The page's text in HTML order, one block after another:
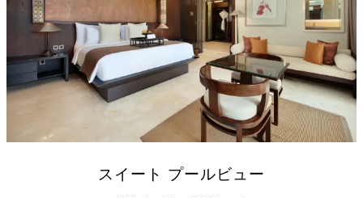
スイート プールビュー